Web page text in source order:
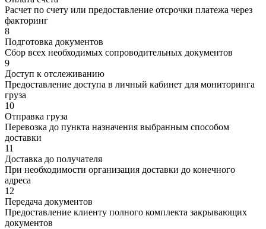
Расчет по счету или предоставление отсрочки платежа через
факторинг
8
Подготовка документов
Сбор всех необходимых сопроводительных документов
9
Доступ к отслеживанию
Предоставление доступа в личный кабинет для мониторинга
груза
10
Отправка груза
Перевозка до пункта назначения выбранным способом
доставки
11
Доставка до получателя
При необходимости организация доставки до конечного
адреса
12
Передача документов
Предоставление клиенту полного комплекта закрывающих
документов